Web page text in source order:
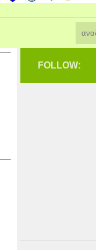
FOLLOW: